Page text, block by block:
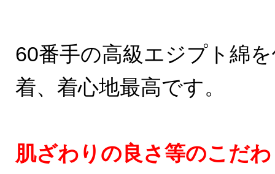
60番手の高級エジプト綿
着、着心地最高です。
肌ざわりの良さ等のこだ